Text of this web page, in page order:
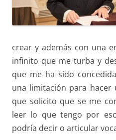
crear y además con una
infinito que me turba y
que me ha sido
una limitación para
que solicito que se me
leer lo que tengo por
podría decir o articular